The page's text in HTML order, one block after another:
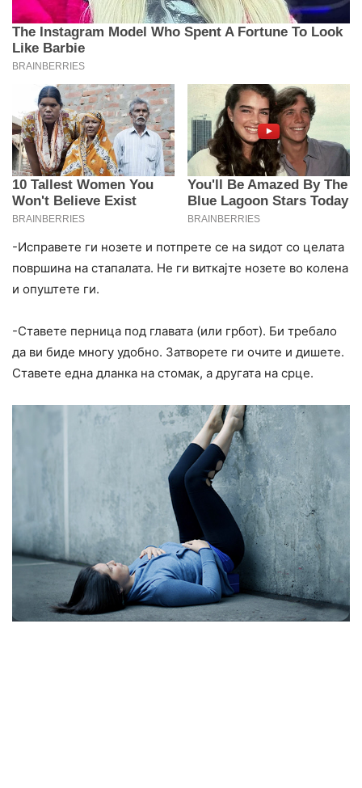
-Исправете ги нозете и потпрете се на ѕидот со целата
површина на стапалата. Не ги виткајте нозете во колена
и опуштете ги.
-Ставете перница под главата (или грбот). Би требало
да ви биде многу удобно. Затворете ги очите и дишете.
Ставете една дланка на стомак, а другата на срце.